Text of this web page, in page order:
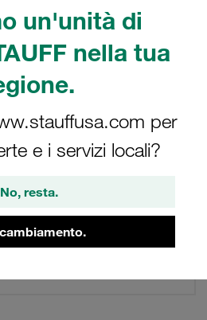
un'unità di
nella tua
per
e i servizi locali?
No, resta.
/ Ordinamento
accessori e ricambi
Elenco
esterno tubo e serie: 6 L inox